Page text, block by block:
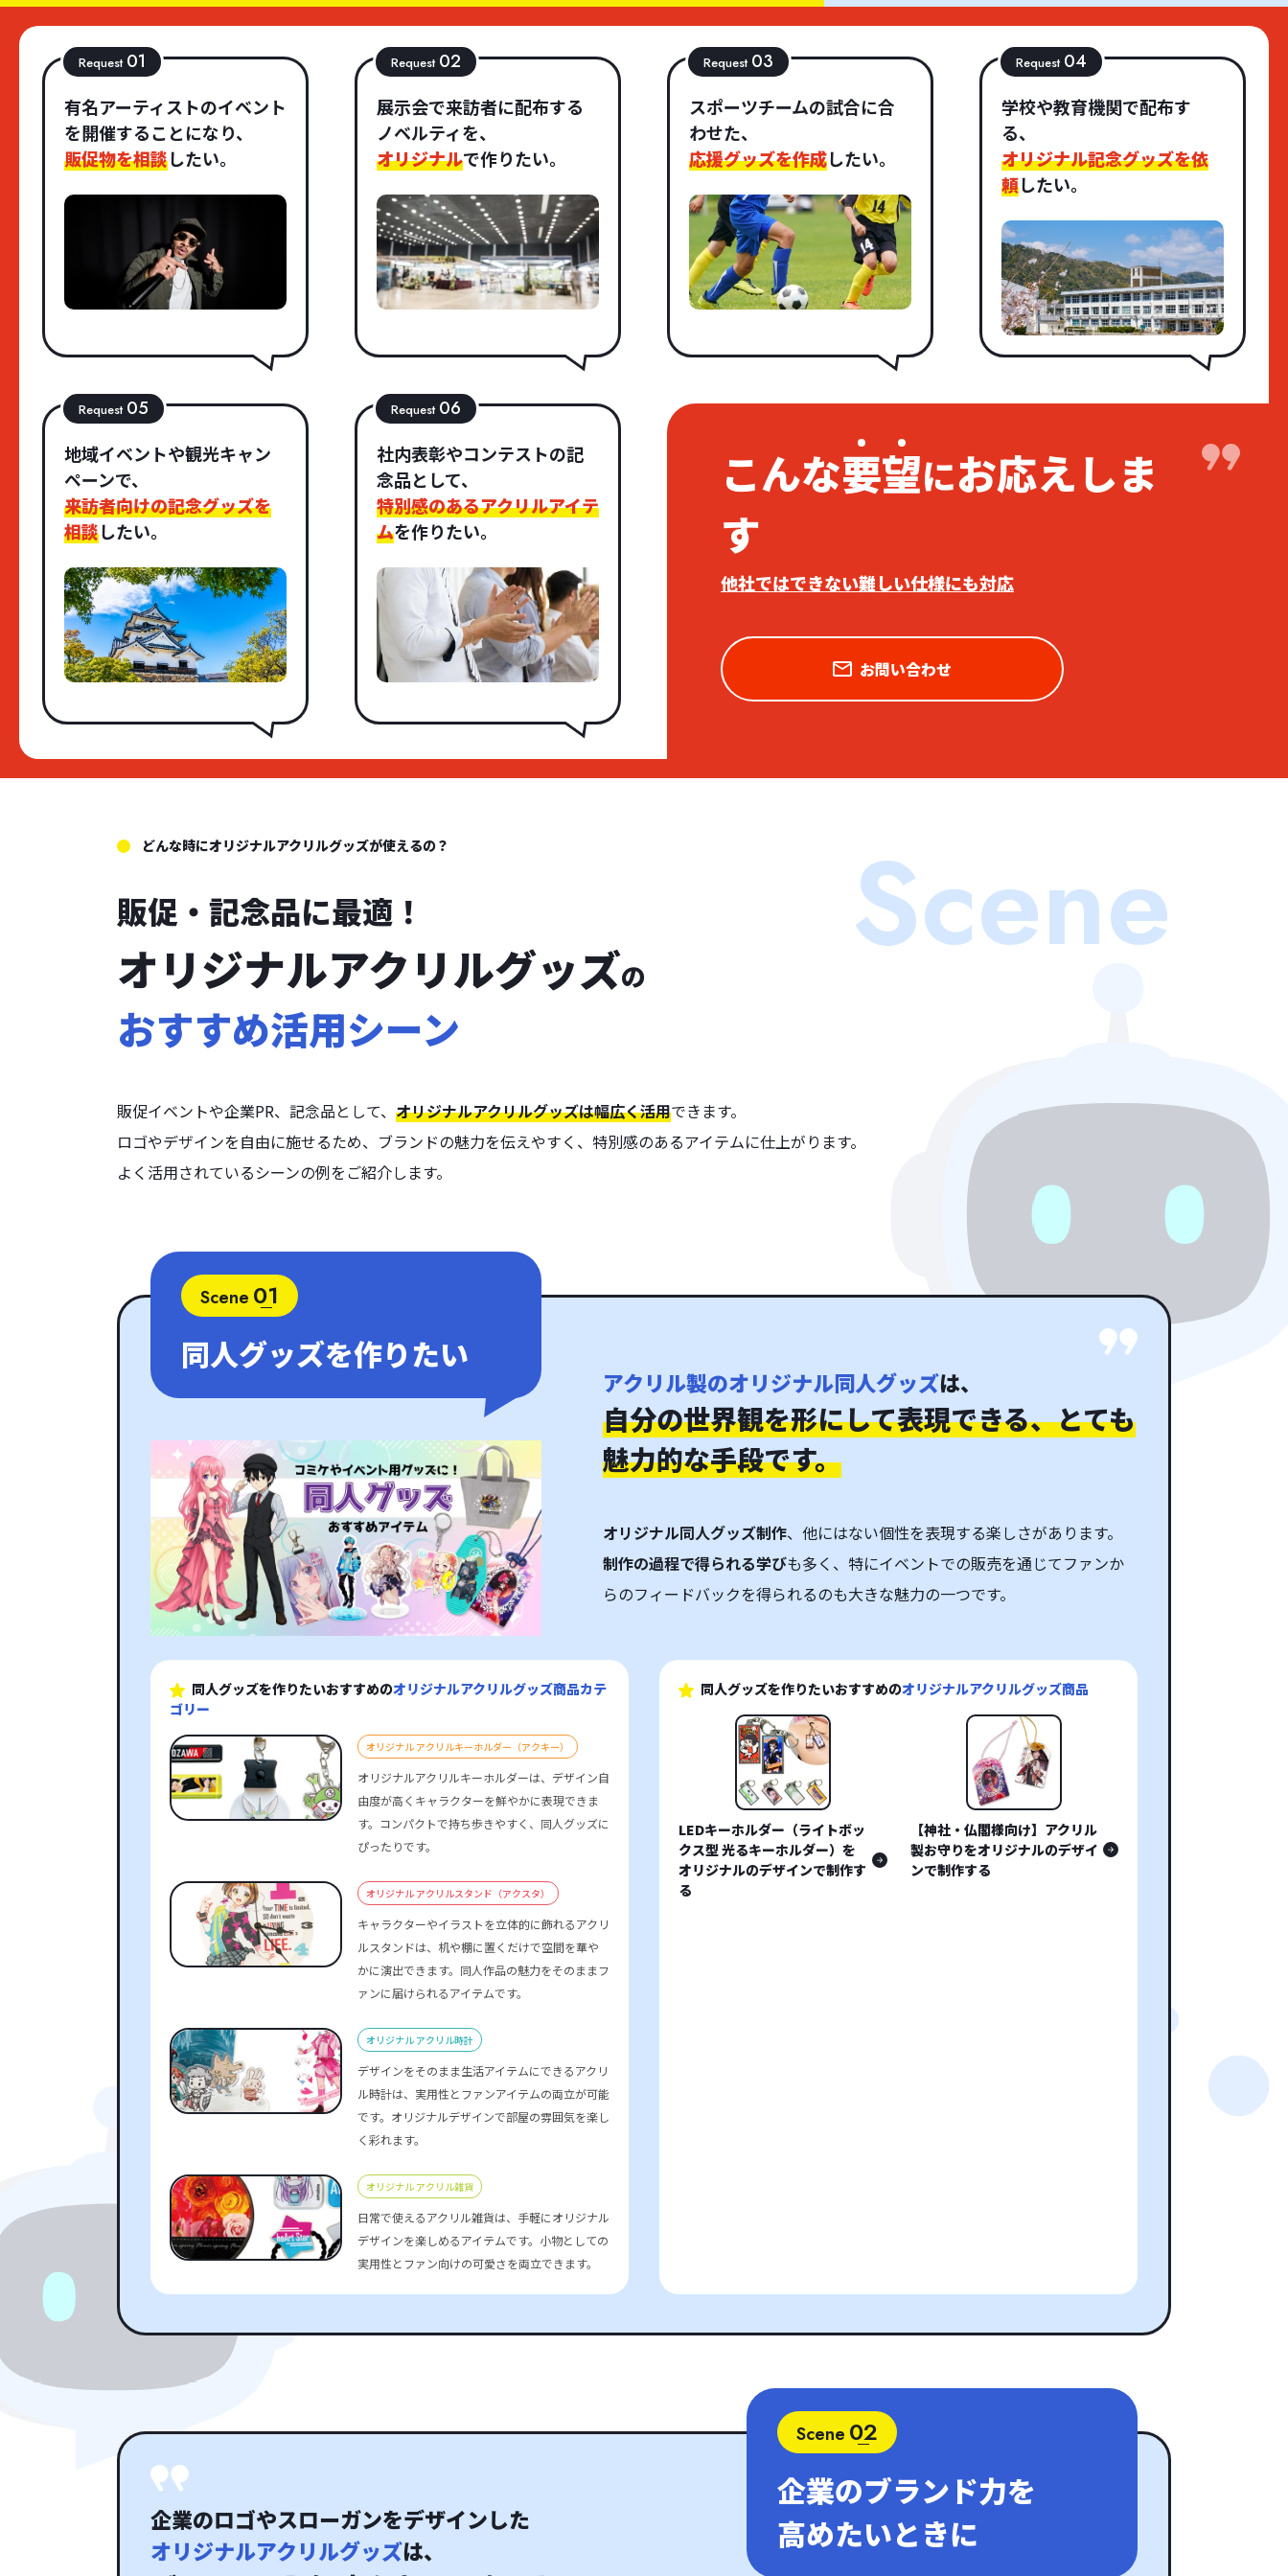
Request 01
有名アーティストのイベント
を開催することになり、
販促物を相談したい。
Request 02
展示会で来訪者に配布する
ノベルティを、
オリジナルで作りたい。
Request 03
スポーツチームの試合に合
わせた、
応援グッズを作成したい。
Request 04
学校や教育機関で配布す
る、
オリジナル記念グッズを依
頼したい。
Request 05
地域イベントや観光キャン
ペーンで、
来訪者向けの記念グッズを
相談したい。
Request 06
社内表彰やコンテストの記
念品として、
特別感のあるアクリルアイテ
ムを作りたい。
こんな要望にお応えしま
す
他社ではできない難しい仕様にも対応
お問い合わせ
Scene
どんな時にオリジナルアクリルグッズが使えるの？
販促・記念品に最適！
オリジナルアクリルグッズの
おすすめ活用シーン
販促イベントや企業PR、記念品として、 オリジナルアクリルグッズは幅広く活用できます。
ロゴやデザインを自由に施せるため、ブランドの魅力を伝えやすく、特別感のあるアイテムに仕上がります。
よく活用されているシーンの例をご紹介します。
Scene 01
同人グッズを作りたい
アクリル製のオリジナル同人グッズは、
自分の世界観を形にして表現できる、とても
魅力的な手段です。
オリジナル同人グッズ制作、他にはない個性を表現する楽しさがあります。
制作の過程で得られる学びも多く、特にイベントでの販売を通じてファンか
らのフィードバックを得られるのも大きな魅力の一つです。
同人グッズを作りたいおすすめのオリジナルアクリルグッズ商品カテ
ゴリー
オリジナル アクリルキーホルダー（アクキー）
オリジナルアクリルキーホルダーは、デザイン自
由度が高くキャラクターを鮮やかに表現できま
す。コンパクトで持ち歩きやすく、同人グッズに
ぴったりです。
オリジナル アクリルスタンド（アクスタ）
キャラクターやイラストを立体的に飾れるアクリ
ルスタンドは、机や棚に置くだけで空間を華や
かに演出できます。同人作品の魅力をそのままフ
ァンに届けられるアイテムです。
オリジナル アクリル時計
デザインをそのまま生活アイテムにできるアクリ
ル時計は、実用性とファンアイテムの両立が可能
です。オリジナルデザインで部屋の雰囲気を楽し
く彩れます。
オリジナル アクリル雑貨
日常で使えるアクリル雑貨は、手軽にオリジナル
デザインを楽しめるアイテムです。小物としての
実用性とファン向けの可愛さを両立できます。
同人グッズを作りたいおすすめのオリジナルアクリルグッズ商品
LEDキーホルダー（ライトボッ
クス型 光るキーホルダー）を
オリジナルのデザインで制作す
る
【神社・仏閣様向け】アクリル
製お守りをオリジナルのデザイ
ンで制作する
Scene 02
企業のブランド力を
高めたいときに
企業のロゴやスローガンをデザインした
オリジナルアクリルグッズは、